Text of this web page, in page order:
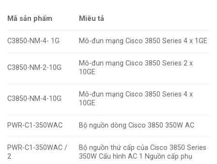
Mã sản phẩm Miêu tả
C3850-NM-4- 1G Mô-đun mạng Cisco 3850 Series 4 x 1GE
C3850-NM-2-10G
Mô-đun mạng Cisco 3850 Series 2 x
10GE
C3850-NM-4-10G
Mô-đun mạng Cisco 3850 Series 4 x
10GE
PWR-C1-350WAC Bộ nguồn dòng Cisco 3850 350W AC
PWR-C1-350WAC /
2
Bộ nguồn thứ cấp của Cisco 3850 Series
350W Cấu hình AC 1 Nguồn cấp phụ